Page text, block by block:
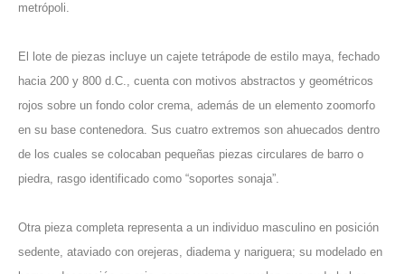
metrópoli.
El lote de piezas incluye un cajete tetrápode de estilo maya, fechado
hacia 200 y 800 d.C., cuenta con motivos abstractos y geométricos
rojos sobre un fondo color crema, además de un elemento zoomorfo
en su base contenedora. Sus cuatro extremos son ahuecados dentro
de los cuales se colocaban pequeñas piezas circulares de barro o
piedra, rasgo identificado como “soportes sonaja”.
Otra pieza completa representa a un individuo masculino en posición
sedente, ataviado con orejeras, diadema y nariguera; su modelado en